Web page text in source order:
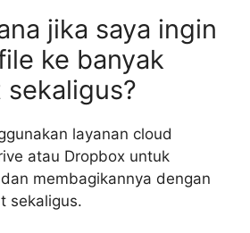
jika saya ingin
ke banyak
layanan cloud
atau Dropbox untuk
membagikannya dengan
sekaligus.